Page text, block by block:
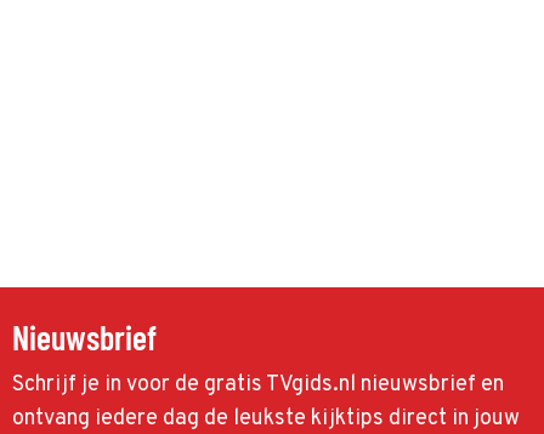
Nieuwsbrief
Schrijf je in voor de gratis TVgids.nl nieuwsbrief en
ontvang iedere dag de leukste kijktips direct in jouw